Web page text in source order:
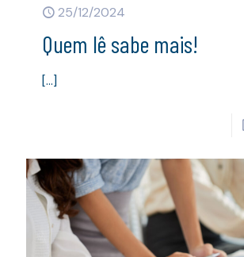
25/12/2024
Quem lê sabe mais!
[…]